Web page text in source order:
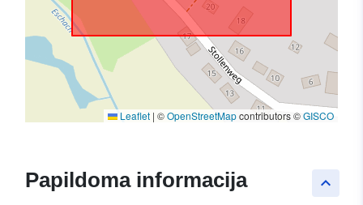
Leaflet | ©OpenStreetMapcontributors ©GISCO
keyboard_arrow_up
Papildoma informacija